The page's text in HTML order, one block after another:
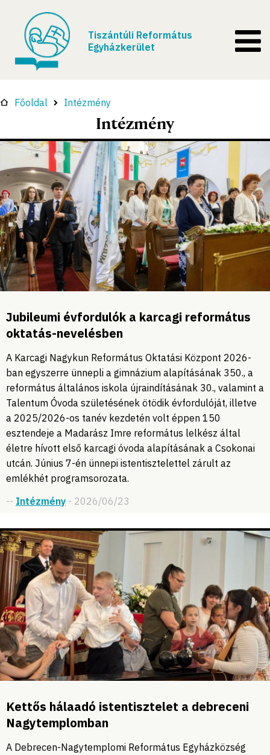
Tiszántúli Református
Egyházkerület
Főoldal Intézmény
Intézmény
Jubileumi évfordulók a karcagi református
oktatás-nevelésben
A Karcagi Nagykun Református Oktatási Központ 2026-
ban egyszerre ünnepli a gimnázium alapításának 350., a
református általános iskola újraindításának 30., valamint a
Talentum Óvoda születésének ötödik évfordulóját, illetve
a 2025/2026-os tanév kezdetén volt éppen 150
esztendeje a Madarász Imre református lelkész által
életre hívott első karcagi óvoda alapításának a Csokonai
utcán. Június 7-én ünnepi istentisztelettel zárult az
emlékhét programsorozata.
-- Intézmény - 2026/06/23
Kettős hálaadó istentisztelet a debreceni
Nagytemplomban
A Debrecen-Nagytemplomi Református Egyházközség